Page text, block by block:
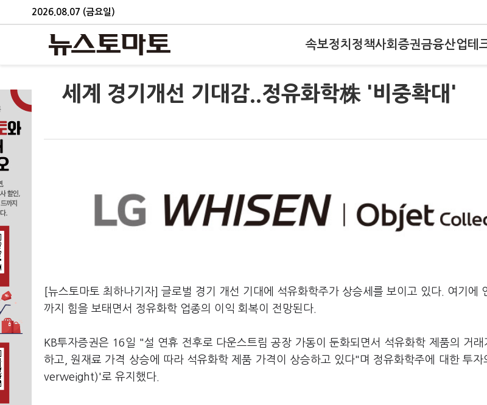
2026.08.07 (금요일)
속보정치 정책사회 증권금융산업테
세계 경기개선 기대감..정유화학株 '비중확대'
[뉴스토마토 최하나기자] 글로벌 경기 개선 기대에 석유화학주가 상승세를 보이고 있다. 여기에
까지 힘을 보태면서 정유화학 업종의 이익 회복이 전망된다.
KB투자증권은 16일 "설 연휴 전후로 다운스트림 공장 가동이 둔화되면서 석유화학 제품의 거
하고, 원재료 가격 상승에 따라 석유화학 제품 가격이 상승하고 있다"며 정유화학주에 대한 투자
verweight)'로 유지했다.